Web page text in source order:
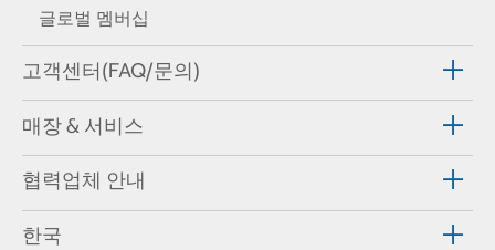
글로벌 멤버십
고객센터(FAQ/문의)
매장 & 서비스
협력업체 안내
한국